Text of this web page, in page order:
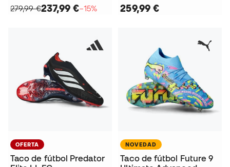
279,99 €237,99 €−15% 259,99 €
OFERTA
Taco de fútbol Predator
NOVEDAD
Taco de fútbol Future 9